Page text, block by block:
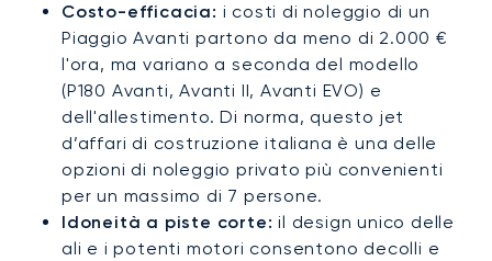
Costo-efficacia: i costi di noleggio di un
Piaggio Avanti partono da meno di 2.000 €
l'ora, ma variano a seconda del modello
(P180 Avanti, Avanti II, Avanti EVO) e
dell'allestimento. Di norma, questo jet
d’affari di costruzione italiana è una delle
opzioni di noleggio privato più convenienti
per un massimo di 7 persone.
Idoneità a piste corte: il design unico delle
ali e i potenti motori consentono decolli e